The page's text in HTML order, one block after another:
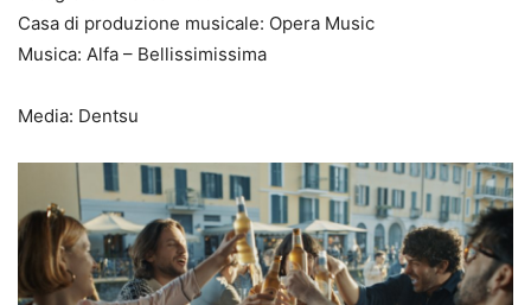
Casa di produzione musicale: Opera Music
Musica: Alfa – Bellissimissima
Media: Dentsu